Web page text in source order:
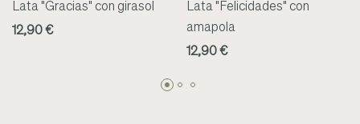
Lata "Gracias" con girasol
12,90 €
Lata "Felicidades" con
amapola
12,90 €